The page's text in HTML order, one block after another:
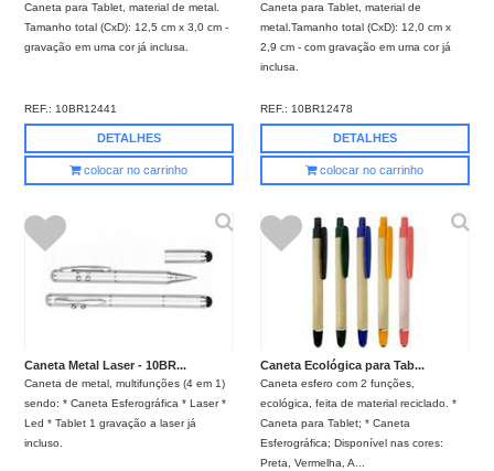
Caneta para Tablet, material de metal.
Tamanho total (CxD): 12,5 cm x 3,0 cm -
gravação em uma cor já inclusa.
REF.: 10BR12441
DETALHES
colocar no carrinho
Caneta para Tablet, material de
metal.Tamanho total (CxD): 12,0 cm x
2,9 cm - com gravação em uma cor já
inclusa.
REF.: 10BR12478
DETALHES
colocar no carrinho
Caneta Metal Laser - 10BR...
Caneta de metal, multifunções (4 em 1)
sendo: * Caneta Esferográfica * Laser *
Led * Tablet 1 gravação a laser já
incluso.
Caneta Ecológica para Tab...
Caneta esfero com 2 funções,
ecológica, feita de material reciclado. *
Caneta para Tablet; * Caneta
Esferográfica; Disponível nas cores:
Preta, Vermelha, A...